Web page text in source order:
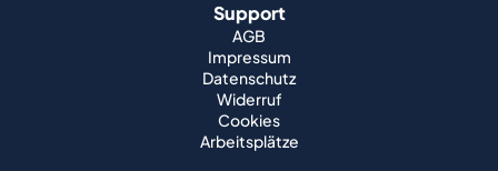
Support
AGB
Impressum
Datenschutz
Widerruf
Cookies
Arbeitsplätze